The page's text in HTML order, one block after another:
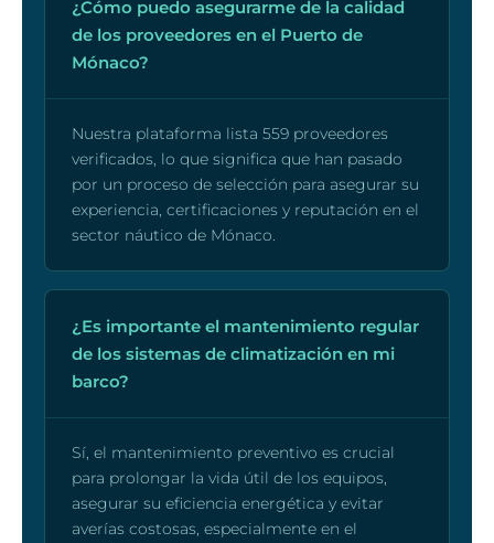
¿Cómo puedo asegurarme de la calidad
de los proveedores en el Puerto de
Mónaco?
Nuestra plataforma lista 559 proveedores
verificados, lo que significa que han pasado
por un proceso de selección para asegurar su
experiencia, certificaciones y reputación en el
sector náutico de Mónaco.
¿Es importante el mantenimiento regular
de los sistemas de climatización en mi
barco?
Sí, el mantenimiento preventivo es crucial
para prolongar la vida útil de los equipos,
asegurar su eficiencia energética y evitar
averías costosas, especialmente en el